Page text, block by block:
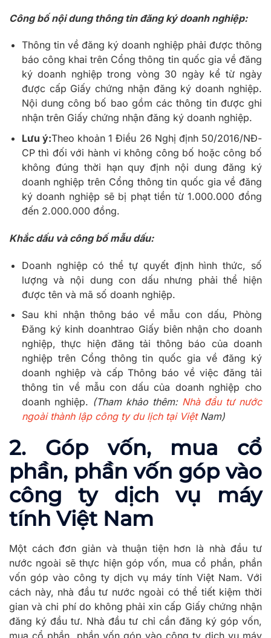
Công bố nội dung thông tin đăng ký doanh nghiệp:
Thông tin về đăng ký doanh nghiệp phải được thông
báo công khai trên Cổng thông tin quốc gia về đăng
ký doanh nghiệp trong vòng 30 ngày kể từ ngày
được cấp Giấy chứng nhận đăng ký doanh nghiệp.
Nội dung công bố bao gồm các thông tin được ghi
nhận trên Giấy chứng nhận đăng ký doanh nghiệp.
Lưu ý:Theo khoản 1 Điều 26 Nghị định 50/2016/NĐ-
CP thì đối với hành vi không công bố hoặc công bố
không đúng thời hạn quy định nội dung đăng ký
doanh nghiệp trên Cổng thông tin quốc gia về đăng
ký doanh nghiệp sẽ bị phạt tiền từ 1.000.000 đồng
đến 2.000.000 đồng.
Khắc dấu và công bố mẫu dấu:
Doanh nghiệp có thể tự quyết định hình thức, số
lượng và nội dung con dấu nhưng phải thể hiện
được tên và mã số doanh nghiệp.
Sau khi nhận thông báo về mẫu con dấu, Phòng
Đăng ký kinh doanhtrao Giấy biên nhận cho doanh
nghiệp, thực hiện đăng tải thông báo của doanh
nghiệp trên Cổng thông tin quốc gia về đăng ký
doanh nghiệp và cấp Thông báo về việc đăng tải
thông tin về mẫu con dấu của doanh nghiệp cho
doanh nghiệp. (Tham khảo thêm: Nhà đầu tư nước
ngoài thành lập công ty du lịch tại Việt Nam)
2. Góp vốn, mua cổ
phần, phần vốn góp vào
công ty dịch vụ máy
tính Việt Nam
Một cách đơn giản và thuận tiện hơn là nhà đầu tư
nước ngoài sẽ thực hiện góp vốn, mua cổ phần, phần
vốn góp vào công ty dịch vụ máy tính Việt Nam. Với
cách này, nhà đầu tư nước ngoài có thể tiết kiệm thời
gian và chi phí do không phải xin cấp Giấy chứng nhận
đăng ký đầu tư. Nhà đầu tư chỉ cần đăng ký góp vốn,